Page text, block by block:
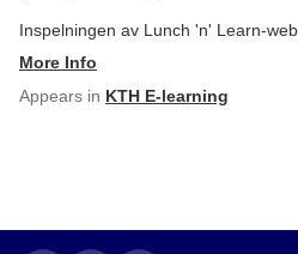
Inspelningen av Lunch 'n' Learn-
More Info
Appears in KTH E-learning